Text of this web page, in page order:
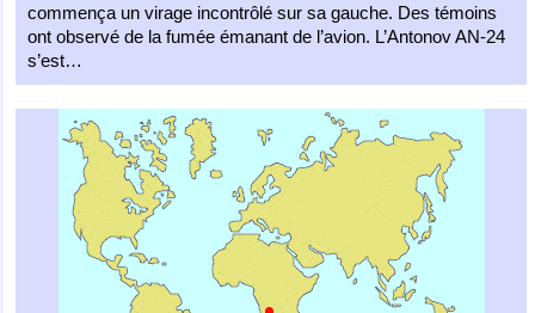
commença un virage incontrôlé sur sa gauche. Des témoins
ont observé de la fumée émanant de l’avion. L’Antonov AN-24
s’est…